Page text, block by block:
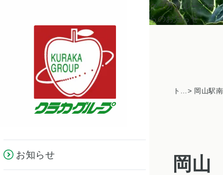
お知らせ
クラカグループか
らのお知らせ
トピックス一覧
岡山